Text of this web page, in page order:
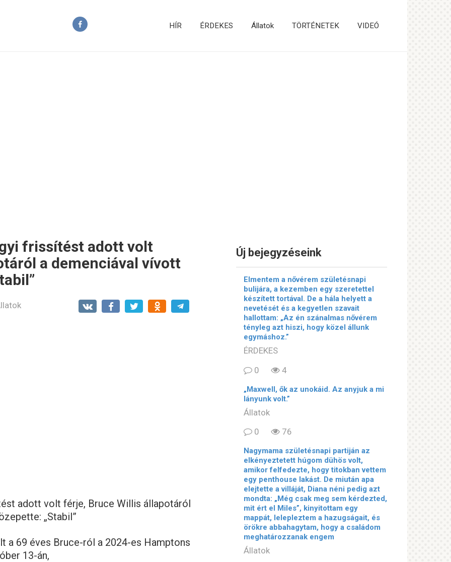
HÍR ÉRDEKES Állatok TÖRTÉNETEK VIDEÓ
frissítést adott volt
a demenciával vívott
adott volt férje, Bruce Willis állapotáról
„Stabil”
a 69 éves Bruce-ról a 2024-es Hamptons
13-án,
Új bejegyzéseink
Elmentem a nővérem születésnapi
bulijára, a kezemben egy szeretettel
készített tortával. De a hála helyett a
nevetését és a kegyetlen szavait
hallottam: „Az én szánalmas nővérem
tényleg azt hiszi, hogy közel állunk
egymáshoz.”
ÉRDEKES
0
4
„Maxwell, ők az unokáid. Az anyjuk a mi
lányunk volt.”
Állatok
0
76
Nagymama születésnapi partiján az
elkényeztetett húgom dühös volt,
amikor felfedezte, hogy titokban vettem
egy penthouse lakást. De miután apa
elejtette a villáját, Diana néni pedig azt
mondta: „Még csak meg sem kérdezted,
mit ért el Miles”, kinyitottam egy
mappát, lelepleztem a hazugságait, és
örökre abbahagytam, hogy a családom
meghatározzanak engem
Állatok